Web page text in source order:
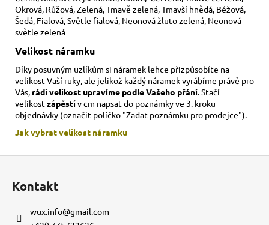
Okrová, Růžová, Zelená, Tmavě zelená, Tmavší hnědá, Béžová,
Šedá, Fialová, Světle fialová, Neonová žluto zelená, Neonová
světle zelená
Velikost náramku
Díky posuvným uzlíkům si náramek lehce přizpůsobíte na
velikost Vaší ruky, ale jelikož každý náramek vyrábíme právě pro
Vás, rádi velikost upravíme podle Vašeho přání . Stačí
velikostzápěstív cm napsat do poznámky ve 3. kroku
objednávky (označit políčko "Zadat poznámku pro prodejce").
Jak vybrat velikost náramku
Kontakt
wux.info@gmail.com